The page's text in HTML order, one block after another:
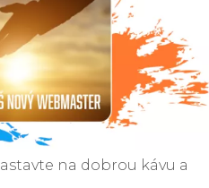
na dobrou kávu a